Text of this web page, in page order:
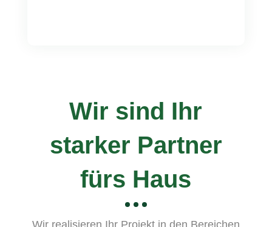
Wir sind Ihr
starker Partner
fürs Haus
Wir realisieren Ihr Projekt in den Bereichen